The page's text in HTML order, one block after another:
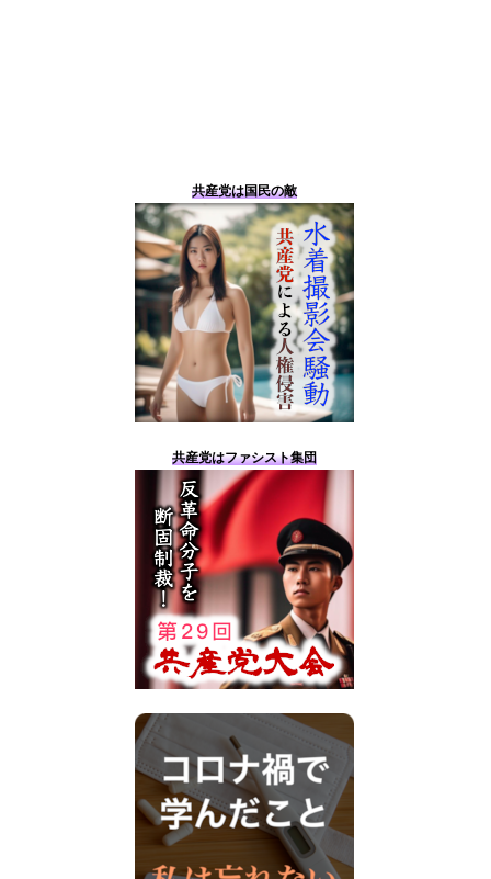
共産党は国民の敵
共産党はファシスト集団